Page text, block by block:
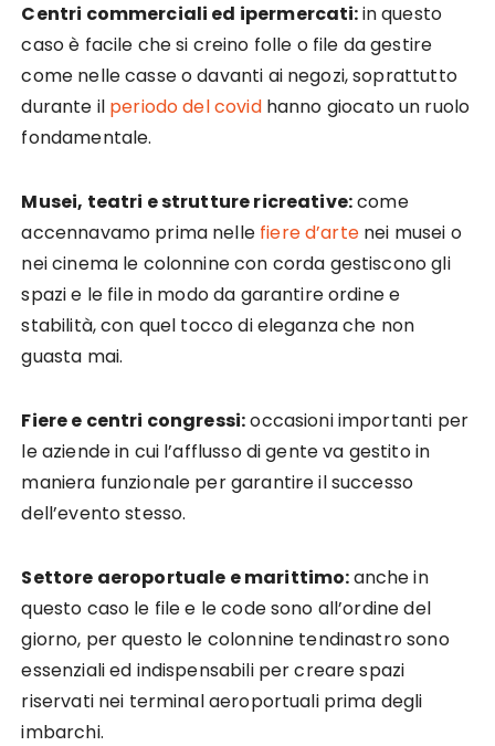
Centri commerciali ed ipermercati:in questo
caso è facile che si creino folle o file da gestire
come nelle casse o davanti ai negozi, soprattutto
durante il periodo del covidhanno giocato un ruolo
fondamentale.
Musei, teatri e strutture ricreative:come
accennavamo prima nellefiere d’artenei musei o
nei cinema le colonnine con corda gestiscono gli
spazi e le file in modo da garantire ordine e
stabilità, con quel tocco di eleganza che non
guasta mai.
Fiere e centri congressi:occasioni importanti per
le aziende in cui l’afflusso di gente va gestito in
maniera funzionale per garantire il successo
dell’evento stesso.
Settore aeroportuale e marittimo:anche in
questo caso le file e le code sono all’ordine del
giorno, per questo le colonnine tendinastro sono
essenziali ed indispensabili per creare spazi
riservati nei terminal aeroportuali prima degli
imbarchi.